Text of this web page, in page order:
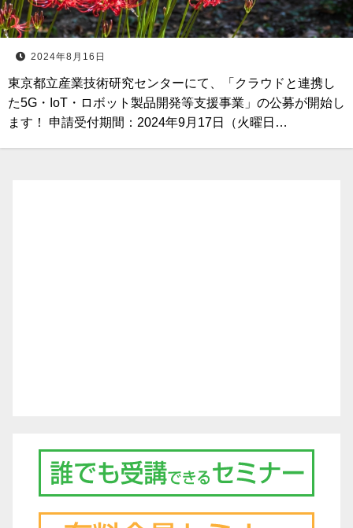
2024年8月16日
東京都立産業技術研究センターにて、「クラウドと連携し
た5G・IoT・ロボット製品開発等支援事業」の公募が開始し
ます！ 申請受付期間：2024年9月17日（火曜日…